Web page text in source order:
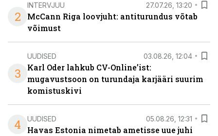
2
INTERVJUU 27.07.26, 13:20
McCann Riga loovjuht: antiturundus võtab
võimust
3
UUDISED 03.08.26, 12:04
Karl Oder lahkub CV-Online’ist:
mugavustsoon on turundaja karjääri suurim
komistuskivi
4 UUDISED 05.08.26, 12:31
Havas Estonia nimetab ametisse uue juhi